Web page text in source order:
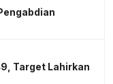
Target Lahirkan